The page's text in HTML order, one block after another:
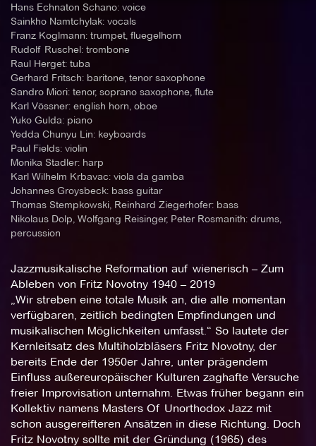
Hans Echnaton Schano: voice
Sainkho Namtchylak: vocals
Franz Koglmann: trumpet, fluegelhorn
Rudolf Ruschel: trombone
Raul Herget: tuba
Gerhard Fritsch: baritone, tenor saxophone
Sandro Miori: tenor, soprano saxophone, flute
Karl Vössner: english horn, oboe
Yuko Gulda: piano
Yedda Chunyu Lin: keyboards
Paul Fields: violin
Monika Stadler: harp
Karl Wilhelm Krbavac: viola da gamba
Johannes Groysbeck: bass guitar
Thomas Stempkowski, Reinhard Ziegerhofer: bass
Nikolaus Dolp, Wolfgang Reisinger, Peter Rosmanith: drums,
percussion
Jazzmusikalische Reformation auf wienerisch – Zum
Ableben von Fritz Novotny 1940 – 2019
„Wir streben eine totale Musik an, die alle momentan
verfügbaren, zeitlich bedingten Empfindungen und
musikalischen Möglichkeiten umfasst.“ So lautete der
Kernleitsatz des Multiholzbläsers Fritz Novotny, der
bereits Ende der 1950er Jahre, unter prägendem
Einfluss außereuropäischer Kulturen zaghafte Versuche
freier Improvisation unternahm. Etwas früher begann ein
Kollektiv namens Masters Of Unorthodox Jazz mit
schon ausgereifteren Ansätzen in diese Richtung. Doch
Fritz Novotny sollte mit der Gründung (1965) des